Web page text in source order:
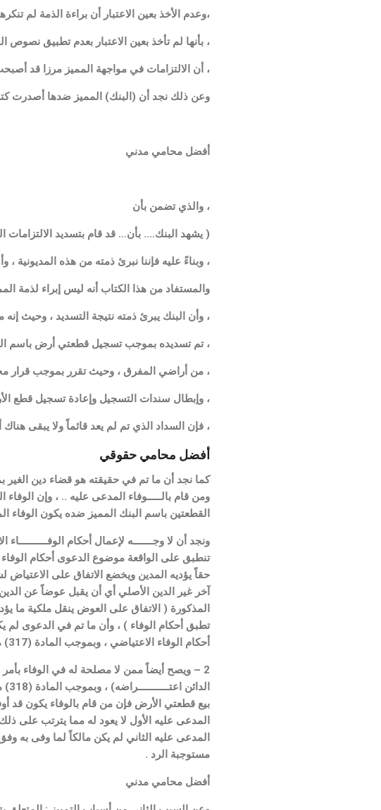
،وعدم الأخذ بعين الاعتبار أن براءة الذمة لم
، بأنها لم تأخذ بعين الاعتبار بعدم تطبيق نصوص المواد (340 و341) من القانون المدني وتخطئتها بعدم الأخذ
، أن الالتزامات في مواجهة المميز مرزا قد
وعن ذلك نجد أن (البنك) المميز ضدها أصدرت كتابها لمن يهمه
أفضل محامي مدني
، والذي تضمن بأن
( يشهد البنك…. بأن… قد قام بتسديد الالتزامات
، وبناءً عليه فإننا نبرئ ذمته من هذه
والمستفاد من هذا الكتاب أنه ليس إبراء لذمة
، وأن البنك يبرئ ذمته نتيجة التسديد ، وحيث إنه من
، تم تسديده بموجب تسجيل قطعتي أرض باسم البنك المذكور هما رقم (83
، من أراضي المفرق ، وحيث تقرر بموجب قرار محكمة بداية المفرق رقم
، وإبطال سندات التسجيل وإعادة تسجيل قطع
، فإن السداد الذي تم لم يعد قائماً ولا يبقى هناك
أفضل محامي حقوقي
القطعتين باسم البنك المميز ضده يكون الوفاء
حقاً يؤديه المدين ويخضع الاتفاق على الاعتياض
آخر غير الدين الأصلي أي أن يقبل عوضاً عن
المذكورة ( الاتفاق على العوض ينقل ملكية ما
تطبق أحكام الوفاء ) ، وأن ما تم في الدعوى لم
أحكام الوفاء الاعتياضي ، وبموجب المادة (317) من القانون المدني فإنه ( 1- يصح الوفاء من المدين أو من نائبه أو من أي شخص آخر له مصلحة في الوفاء.
2 – ويصح أيضاً ممن لا مصلحة له في الوفاء بأمر
بيع قطعتي الأرض فإن من قام بالوفاء يكون قد
المدعى عليه الأول لا يعود له مما يترتب على
مستوجبة الرد .
أفضل محامي مدني